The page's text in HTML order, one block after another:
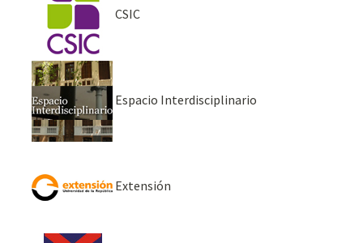
CSIC
Espacio Interdisciplinario
Extensión